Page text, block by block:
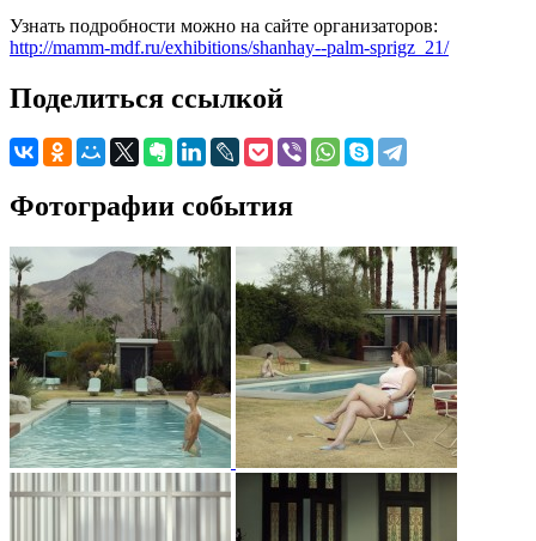
Узнать подробности можно на сайте организаторов:
http://mamm-mdf.ru/exhibitions/shanhay--palm-sprigz_21/
Поделиться ссылкой
Фотографии события